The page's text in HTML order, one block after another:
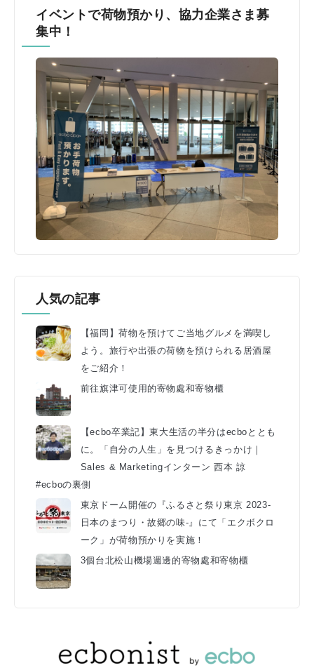
イベントで荷物預かり、協力企業さま募
集中！
人気の記事
【福岡】荷物を預けてご当地グルメを満喫し
よう。旅行や出張の荷物を預けられる居酒屋
をご紹介！
前往旗津可使用的寄物處和寄物櫃
【ecbo卒業記】東大生活の半分はecboととも
に。「自分の人生」を見つけるきっかけ｜
Sales & Marketingインターン 西本 諒
#ecboの裏側
東京ドーム開催の『ふるさと祭り東京 2023-
日本のまつり・故郷の味-』にて「エクボクロ
ーク」が荷物預かりを実施！
3個台北松山機場週邊的寄物處和寄物櫃